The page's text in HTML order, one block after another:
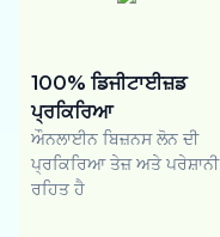
100% ਡਿਜੀਟਾਈਜ਼ਡ
ਪ੍ਰਕਿਰਿਆ
ਔਨਲਾਈਨ ਬਿਜ਼ਨਸ ਲੋਨ ਦੀ
ਪ੍ਰਕਿਰਿਆ ਤੇਜ਼ ਅਤੇ ਪਰੇਸ਼ਾਨੀ
ਰਹਿਤ ਹੈ